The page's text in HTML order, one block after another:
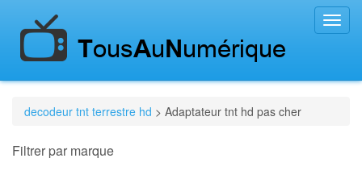
decodeur tnt terrestre hd > Adaptateur tnt hd pas cher
Filtrer par marque